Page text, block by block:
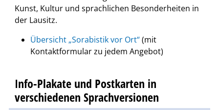
Kunst, Kultur und sprachlichen Besonderheiten in
der Lausitz.
Übersicht „Sorabistik vor Ort“(mit
Kontaktformular zu jedem Angebot)
Info-Plakate und Postkarten in
verschiedenen Sprachversionen